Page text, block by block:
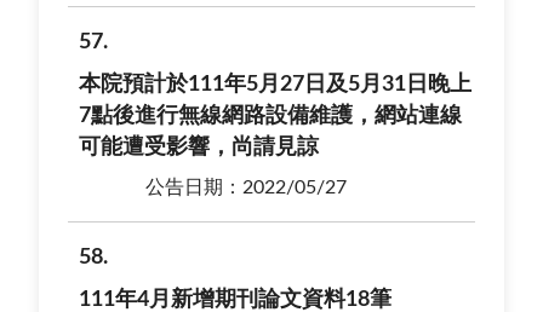
57
本院預計於111年5月27日及5月31日晚上
7點後進行無線網路設備維護，網站連線
可能遭受影響，尚請見諒
公告日期：2022/05/27
58
111年4月新增期刊論文資料18筆